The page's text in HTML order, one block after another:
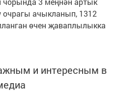
очрагы ачыкланып, 1312
өчен җаваплылыкка
и интересным в